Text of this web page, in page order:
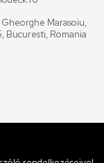
Gheorghe Marasoiu,
Bucuresti, Romania